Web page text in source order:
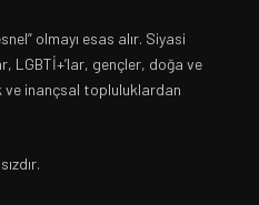
olmayı esas alır. Siyasi
LGBTİ+’lar, gençler, doğa ve
ve inançsal topluluklardan